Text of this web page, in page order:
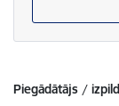
Piegādātājs /